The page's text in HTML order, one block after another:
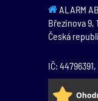
ALARM
Březinova 9,
Česká
IČ: